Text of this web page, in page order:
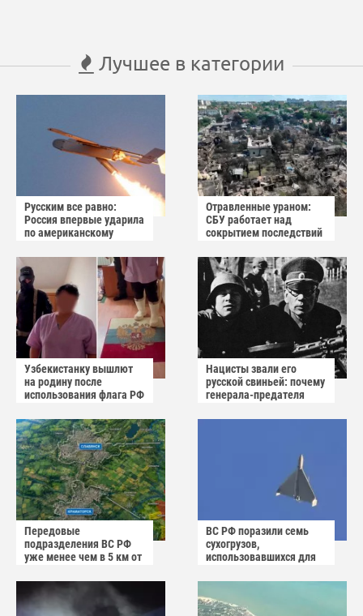
Лучшее в категории
Русским все равно:
Россия впервые ударила
по американскому
Отравленные ураном:
СБУ работает над
сокрытием последствий
Узбекистанку вышлют
на родину после
использования флага РФ
Нацисты звали его
русской свиньей: почему
генерала-предателя
публичного суда
Передовые
подразделения ВС РФ
уже менее чем в 5 км от
Славянска
ВС РФ поразили семь
сухогрузов,
использовавшихся для